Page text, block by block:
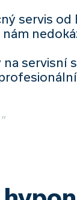
servis od
servisní
”